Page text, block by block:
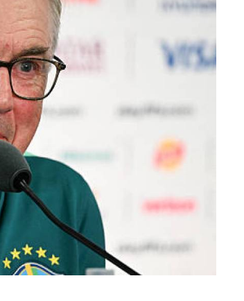
القمة الأولى "آسيا
الوسطى - الصين"
الإصلاحات